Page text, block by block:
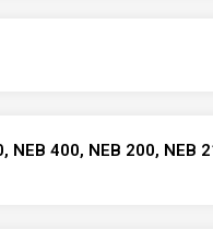
400, NEB 200, NEB